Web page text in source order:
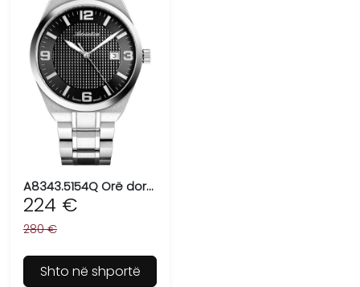
A8343.5154Q Orë dore për meshkuj ADRIATICA, Swiss Made
224 €
280 €
Shto në shportë